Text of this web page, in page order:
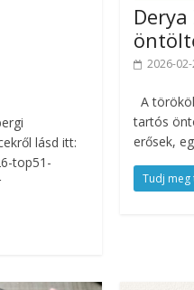
lásd itt:
top51-
2026-
A
tartós
erősek,
Tudj